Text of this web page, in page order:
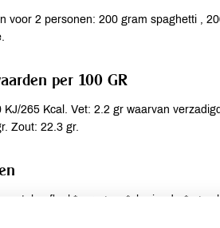
voor 2 personen: 200 gram spaghetti ,
per 100 GR
KJ/265 Kcal. Vet: 2.2 gr waarvan
Zout: 22.3 gr.
zout, knoflook*, oregano*, koriander*,
rietsuiker*, zout, aardappelzetmeel*,